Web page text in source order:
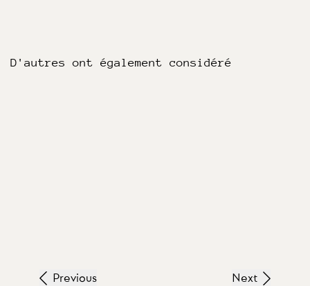
D'autres ont également considéré
Previous Next